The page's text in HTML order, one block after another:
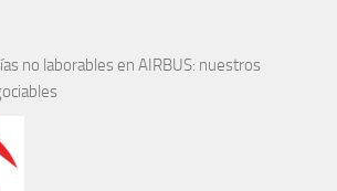
no laborables en AIRBUS: nuestros